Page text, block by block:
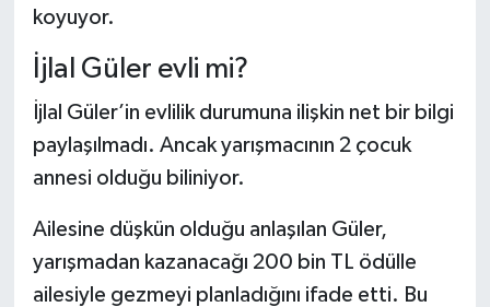
koyuyor.
İjlal Güler evli mi?
İjlal Güler’in evlilik durumuna ilişkin net bir bilgi
paylaşılmadı. Ancak yarışmacının 2 çocuk
annesi olduğu biliniyor.
Ailesine düşkün olduğu anlaşılan Güler,
yarışmadan kazanacağı 200 bin TL ödülle
ailesiyle gezmeyi planladığını ifade etti. Bu